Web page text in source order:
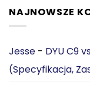
NAJNOWSZE
Jesse - DYU C9
(Specyfikacja,